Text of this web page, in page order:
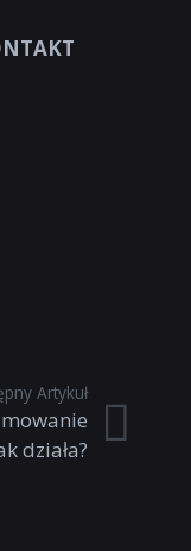
Artykuł
działa?